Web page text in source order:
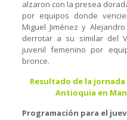
alzaron con la presea
por equipos donde
Miguel Jiménez y
derrotar a su similar del
juvenil femenino por
bronce.
Resultado de la
Antioquia en
Programación para el